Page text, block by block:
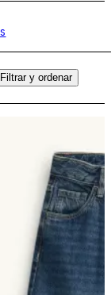
Filtrar y ordenar